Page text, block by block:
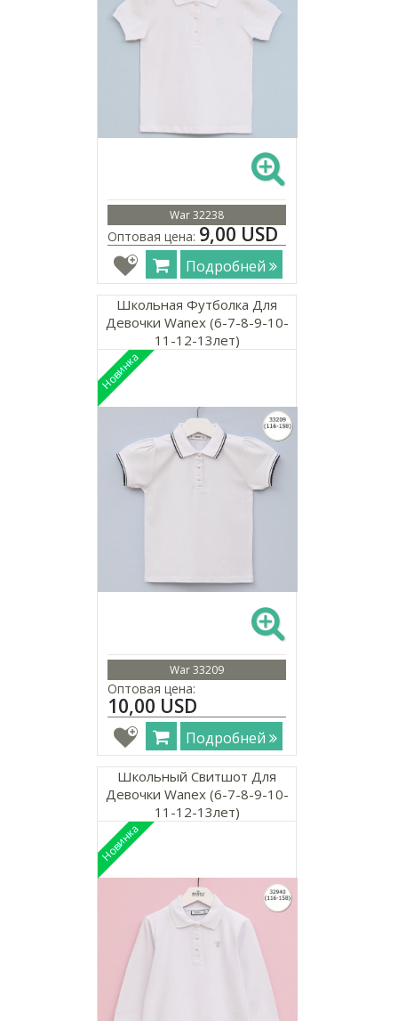
War 32238
Оптовая цена: 9,00 USD
Подробней
Школьная Футболка Для
Девочки Wanex (6-7-8-9-10-
11-12-13лет)
War 33209
Оптовая цена:
10,00 USD
Подробней
Школьный Свитшот Для
Девочки Wanex (6-7-8-9-10-
11-12-13лет)